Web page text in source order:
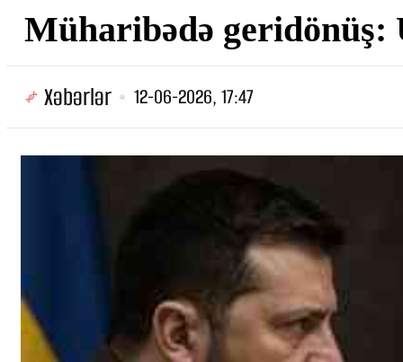
Müharibədə
Xəbərlər 12-06-2026, 17:47